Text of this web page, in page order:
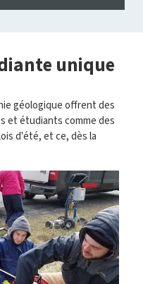
unique
géologique offrent des
et étudiants comme des
d'été, et ce, dès la